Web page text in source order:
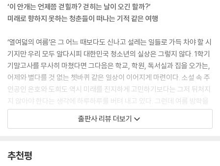
‘이 안개는 언제쯤 걷힐까? 걷히는 날이 오긴 할까?’
미래로 향하지 못하는 청춘들이 떠나는 기적 같은 여행
‘열여덟의 여름’은 그 어느 때보다도 신나고 설레는 일들로 가득 차야 할 시
기지만 우리 모두 알다시피 대한민국 청소년의 실상은 그렇지 않다. 1학기
기말고사를 무사히 마쳤다면 그다음은 학교, 학원, 독서실과 집을 오가는,
어제와 별다를 것 없는 쳇바퀴 같은 일상이 이어지게 마련이다. 소설 속 주
인공인 은호와 도희도 역시 미래를 진지하게 고민하기보다는 그저 뒤처지
지 않아야 한다는 생각에 하루하루를 버텨 내고 있다. 그런데 여름 방학을
앞둔 어느 날, 이들 앞에 수상한 스토커가 나타나면서 평탄했던 일상에 균
의 정체와 목적을 밝히기 위해 단서를 추적하기 시작한다. 그리고 그 과정
출판사 리뷰 더보기
추천평